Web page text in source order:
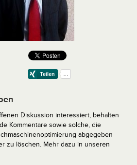
Diskussion interessiert, behalten
Kommentare sowie solche, die
abgegeben
zu löschen. Mehr dazu in unseren